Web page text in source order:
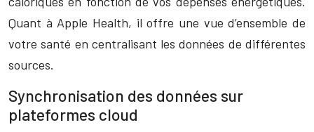
Quant à Apple Health, il offre une vue d’ensemble de
votre santé en centralisant les données de différentes
sources.
Synchronisation des données sur
plateformes cloud